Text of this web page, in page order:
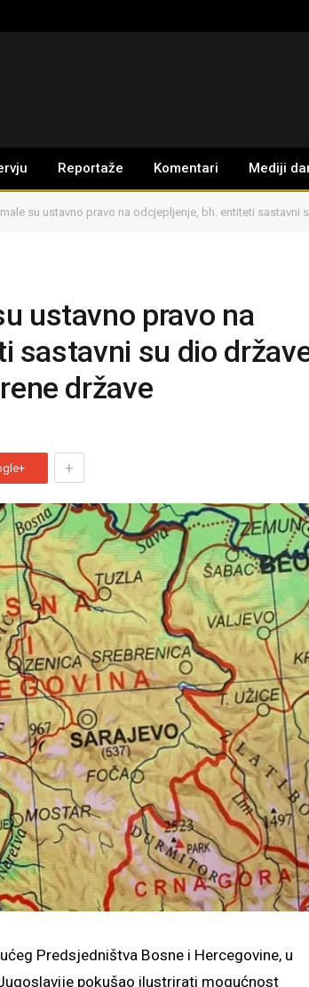
Reportaže Komentari Mediji
su ustavno pravo na odcjepljenje, bh. entiteti sastavni
ustavno pravo na
sastavni su dio
države
+
Predsjedništva Bosne i Hercegovine, u
pokušao ilustrirati mogućnost